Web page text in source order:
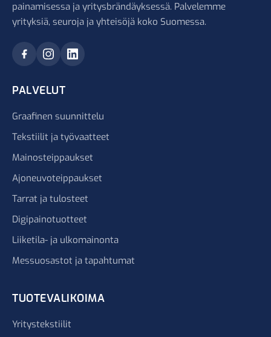
painamisessa ja yritysbrändäyksessä. Palvelemme
yrityksiä, seuroja ja yhteisöjä koko Suomessa.
PALVELUT
Graafinen suunnittelu
Tekstiilit ja työvaatteet
Mainosteippaukset
Ajoneuvoteippaukset
Tarrat ja tulosteet
Digipainotuotteet
Liiketila- ja ulkomainonta
Messuosastot ja tapahtumat
TUOTEVALIKOIMA
Yritystekstiilit